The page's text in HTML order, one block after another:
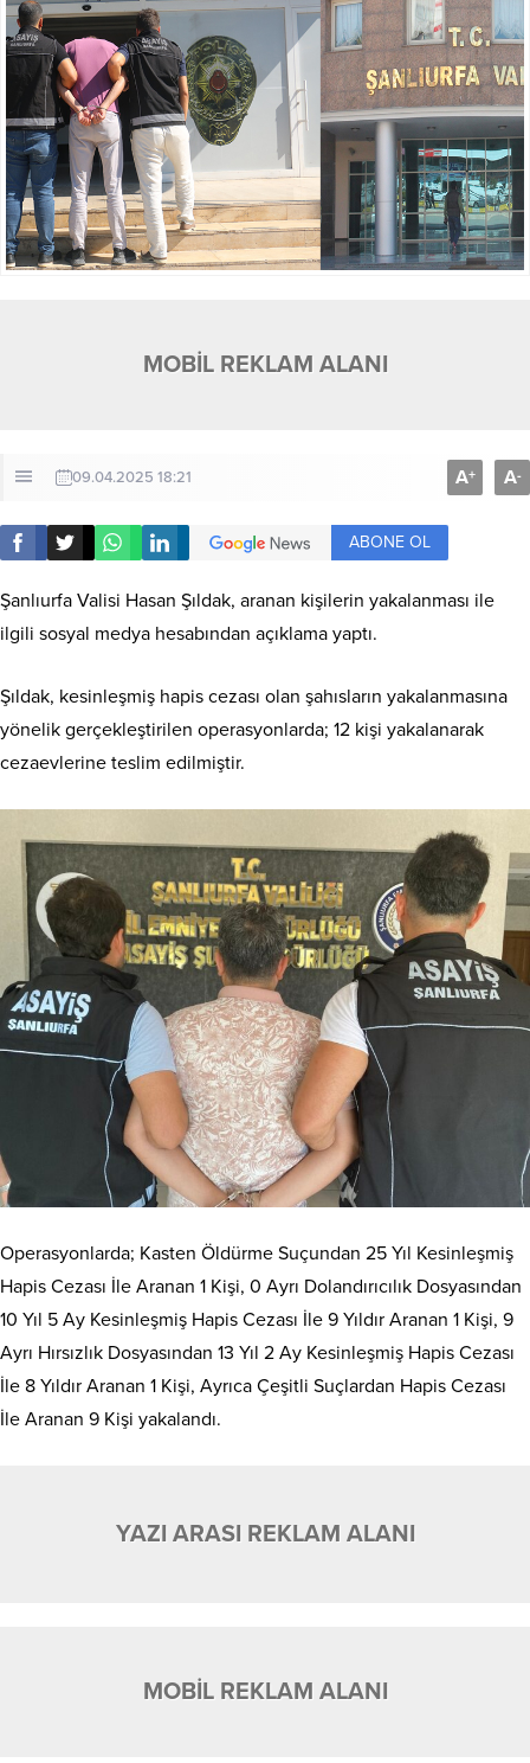
MOBİL REKLAM ALANI
09.04.2025 18:21 A+ A-
ABONE OL
Şanlıurfa Valisi Hasan Şıldak, aranan kişilerin yakalanması ile
ilgili sosyal medya hesabından açıklama yaptı.
Şıldak, kesinleşmiş hapis cezası olan şahısların yakalanmasına
yönelik gerçekleştirilen operasyonlarda; 12 kişi yakalanarak
cezaevlerine teslim edilmiştir.
Operasyonlarda; Kasten Öldürme Suçundan 25 Yıl Kesinleşmiş
Hapis Cezası İle Aranan 1 Kişi, 0 Ayrı Dolandırıcılık Dosyasından
10 Yıl 5 Ay Kesinleşmiş Hapis Cezası İle 9 Yıldır Aranan 1 Kişi, 9
Ayrı Hırsızlık Dosyasından 13 Yıl 2 Ay Kesinleşmiş Hapis Cezası
İle 8 Yıldır Aranan 1 Kişi, Ayrıca Çeşitli Suçlardan Hapis Cezası
İle Aranan 9 Kişi yakalandı.
YAZI ARASI REKLAM ALANI
MOBİL REKLAM ALANI